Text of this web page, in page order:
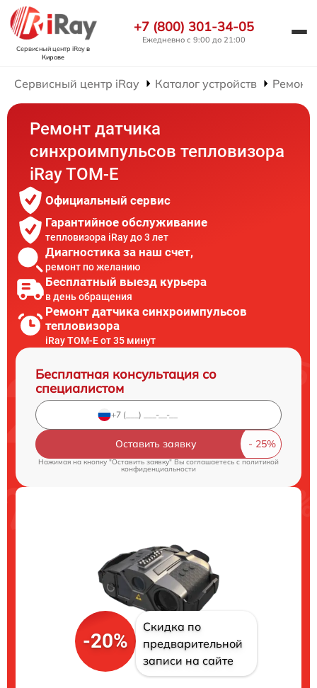
Сервисный центр iRayв
Кирове
+7 (800) 301-34-05
Ежедневно с 9:00 до 21:00
Сервисный центр iRay Каталог устройств Ремонт
Ремонт датчика
синхроимпульсов тепловизора
iRay TOM-E
Официальный сервис
Гарантийное обслуживание
тепловизора iRay до 3 лет
Диагностика за наш счет,
ремонт по желанию
Бесплатный выезд курьера
в день обращения
Ремонт датчика синхроимпульсов
тепловизора
iRay TOM-E от 35 минут
Бесплатная консультация со
специалистом
Оставить заявку
Нажимая на кнопку "Оставить заявку" Вы соглашаетесь cполитикой
конфиденциальности
-20%
Скидка по
предварительной
записи на сайте